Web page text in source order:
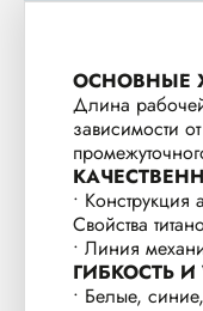
ОСНОВНЫЕ
Длина
зависимости
•
Свойства
• Линия
ГИБКОСТЬ
• Белые,